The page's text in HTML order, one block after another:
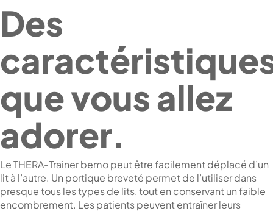
Des
que vous allez
adorer.
Le THERA-Trainer bemo peut être facilement déplacé d’un
lit à l’autre. Un portique breveté permet de l’utiliser dans
presque tous les types de lits, tout en conservant un faible
encombrement. Les patients peuvent entraîner leurs